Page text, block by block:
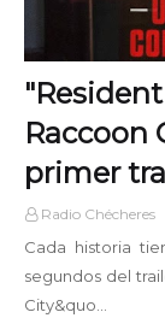
Raccoon
primer
Radio Chécheres
Cada historia
segundos del
City&quo…